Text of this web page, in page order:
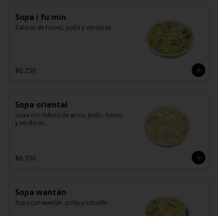
Sopa i fu min
Tallarín de huevo, pollo y verduras
$6.250
Sopa oriental
Sopa con fideos de arroz, pollo, huevo
y verduras.
$6.700
Sopa wantán
Sopa con wantán, pollo y cebollín